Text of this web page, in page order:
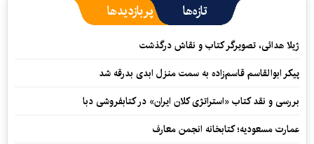
تازه‌ها پربازدیدها
ژیلا هدائی، تصویرگر کتاب و نقاش درگذشت
پیکر ابوالقاسم قاسم‌زاده به سمت منزل ابدی بدرقه شد
بررسی و نقد کتاب «استراتژی کلان ایران» در کتابفروشی دبا
عمارت مسعودیه؛ کتابخانه انجمن معارف